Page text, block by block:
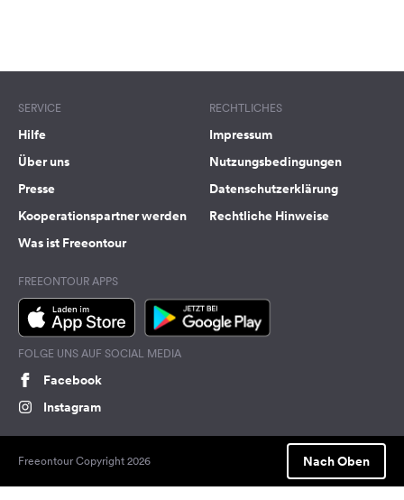
SERVICE
Hilfe
Über uns
Presse
Kooperationspartner werden
Was ist Freeontour
RECHTLICHES
Impressum
Nutzungsbedingungen
Datenschutzerklärung
Rechtliche Hinweise
FREEONTOUR APPS
FOLGE UNS AUF SOCIAL MEDIA
Facebook
Instagram
Freeontour Copyright 2026 Nach Oben